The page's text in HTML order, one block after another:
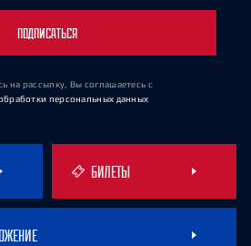
ПОДПИСАТЬСЯ
на рассылку, Вы соглашаетесь с
персональных данных
БИЛЕТЫ